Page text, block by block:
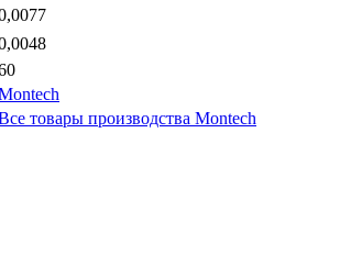
товары производства Montech